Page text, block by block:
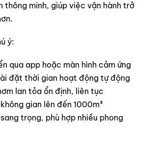
thông minh, giúp việc vận hành trở
ý:
qua app hoặc màn hình cảm ứng
đặt thời gian hoạt động tự động
lan tỏa ổn định, liên tục
gian lên đến 1000m³
trọng, phù hợp nhiều phong